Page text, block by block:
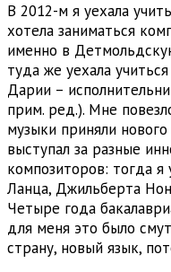
В 2012-м я уехала
хотела заниматься
именно в
туда же уехала
Дарии –
прим. ред.). Мне
музыки приняли
выступал за разные
композиторов: тогда я
Ланца, Джильберта
Четыре года
для меня это было
страну, новый язык,